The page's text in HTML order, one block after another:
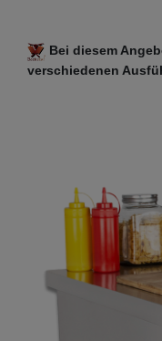
Bei diesem
verschiedenen